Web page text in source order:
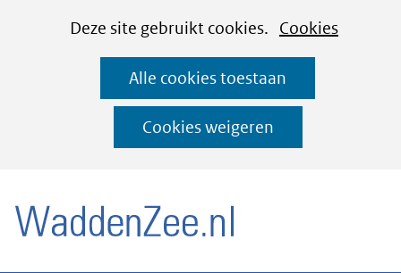
CookiesDeze site gebruikt cookies. Cookies
deze
Alle cookies toestaan
Cookies weigeren
Ga
naar
de
inhoud